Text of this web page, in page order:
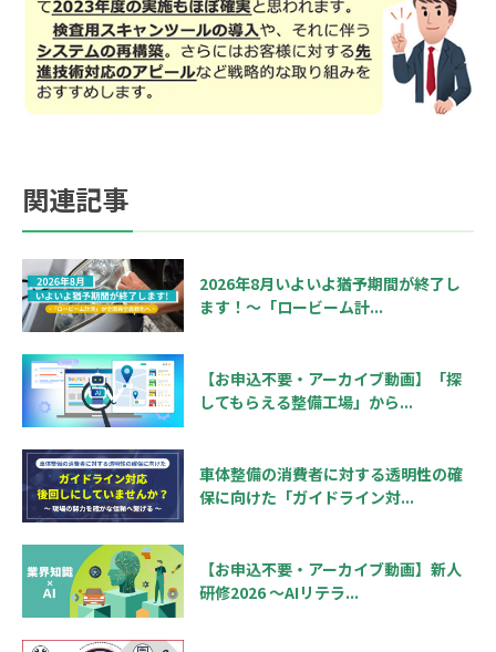
関連記事
2026年8月いよいよ猶予期間が終了し
ます！～「ロービーム計...
【お申込不要・アーカイブ動画】「探
してもらえる整備工場」から...
車体整備の消費者に対する透明性の確
保に向けた「ガイドライン対...
【お申込不要・アーカイブ動画】新人
研修2026 ～AIリテラ...